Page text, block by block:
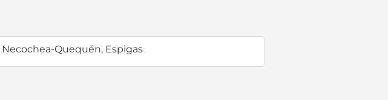
Necochea-Quequén, Espigas